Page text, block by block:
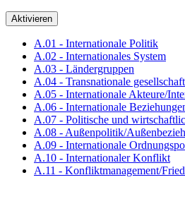
Aktivieren
A.01 - Internationale Politik
A.02 - Internationales System
A.03 - Ländergruppen
A.04 - Transnationale
A.05 - Internationale Akteure/
A.06 - Internationale
A.07 - Politische und
A.08 - Außenpolitik/
A.09 - Internationale
A.10 - Internationaler Konflikt
A.11 - Konfliktmanagement/